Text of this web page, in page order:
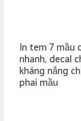
In tem 7 mầu
nhanh, decal
kháng nắng
phai mầu